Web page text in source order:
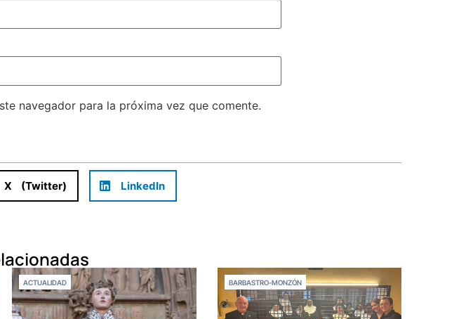
navegador para la próxima vez que comente.
X (Twitter) LinkedIn
ACTUALIDAD BARBASTRO-MONZÓN